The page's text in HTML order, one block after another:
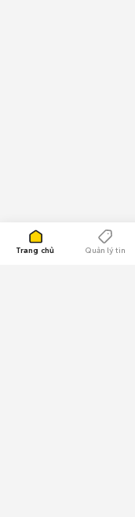
Trang chủ Quản lý tin